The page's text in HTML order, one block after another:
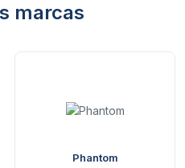
marcas
Phantom